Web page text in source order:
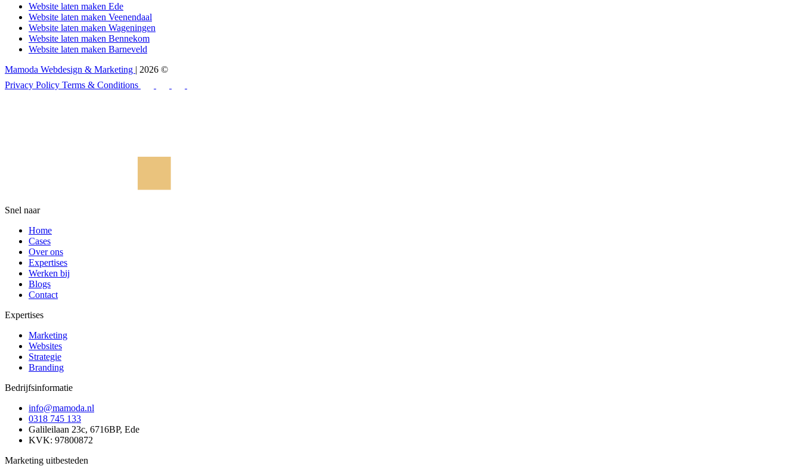
Website laten maken Ede
Website laten maken Veenendaal
Website laten maken Wageningen
Website laten maken Bennekom
Website laten maken Barneveld
Mamoda Webdesign & Marketing | 2026 ©
Privacy Policy Terms & Conditions
Snel naar
Home
Cases
Over ons
Expertises
Werken bij
Blogs
Contact
Expertises
Marketing
Websites
Strategie
Branding
Bedrijfsinformatie
info@mamoda.nl
0318 745 133
Galileilaan 23c, 6716BP, Ede
KVK: 97800872
Marketing uitbesteden